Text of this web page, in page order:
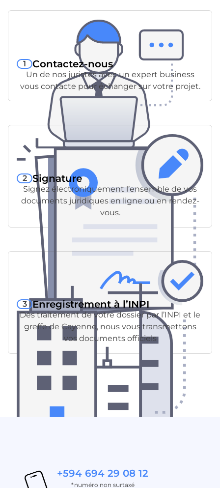
1 Contactez-nous
Un de nos juristes avec un expert business
vous contacte pour échanger sur votre projet.
2 Signature
Signez électroniquement l’ensemble de vos
documents juridiques en ligne ou en rendez-
vous.
3 Enregistrement à l’INPI
Dès traitement de votre dossier par l’INPI et le
greffe de Cayenne, nous vous transmettons
vos documents officiels
+594 694 29 08 12
*numéro non surtaxé